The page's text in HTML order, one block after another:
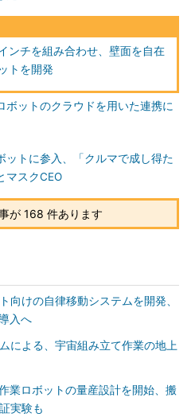
ンチを組み合わせ、壁面を自在
トを開発
ボットのクラウドを用いた連携に
ットに参入、「クルマで成し得た
マスクCEO
が 168 件あります
向けの自律移動システムを開発、
入へ
による、宇宙組み立て作業の地上
業ロボットの量産設計を開始、搬
実験も